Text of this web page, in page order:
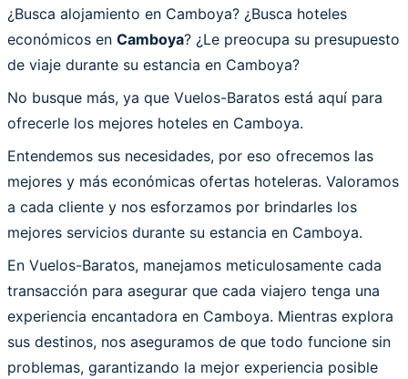
¿Busca alojamiento en Camboya? ¿Busca hoteles
económicos en Camboya? ¿Le preocupa su presupuesto
de viaje durante su estancia en Camboya?
No busque más, ya que Vuelos-Baratos está aquí para
ofrecerle los mejores hoteles en Camboya.
Entendemos sus necesidades, por eso ofrecemos las
mejores y más económicas ofertas hoteleras. Valoramos
a cada cliente y nos esforzamos por brindarles los
mejores servicios durante su estancia en Camboya.
En Vuelos-Baratos, manejamos meticulosamente cada
transacción para asegurar que cada viajero tenga una
experiencia encantadora en Camboya. Mientras explora
sus destinos, nos aseguramos de que todo funcione sin
problemas, garantizando la mejor experiencia posible